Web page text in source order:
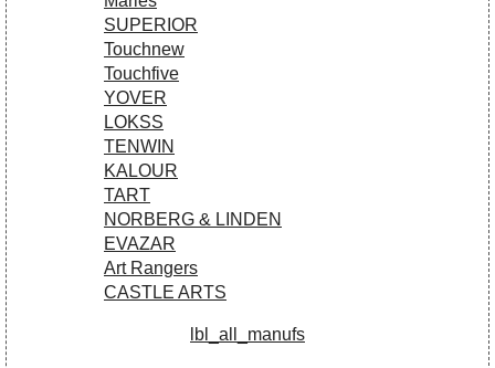
SUPERIOR
Touchnew
Touchfive
YOVER
LOKSS
TENWIN
KALOUR
TART
NORBERG & LINDEN
EVAZAR
Art Rangers
CASTLE ARTS
lbl_all_manufs